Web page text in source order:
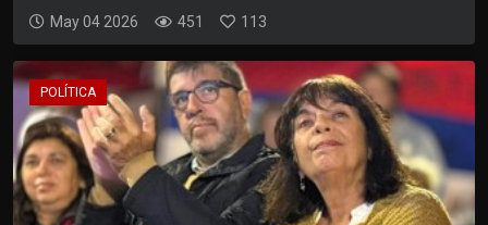
May 04 2026 451 113
POLÍTICA